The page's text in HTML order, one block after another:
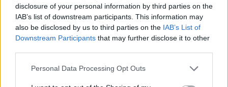
disclosure of your personal information by third parties on the
IAB’s list of downstream participants. This information may
also be disclosed by us to third parties on the IAB’s List of
Downstream Participants that may further disclose it to other
Personal Data Processing Opt Outs